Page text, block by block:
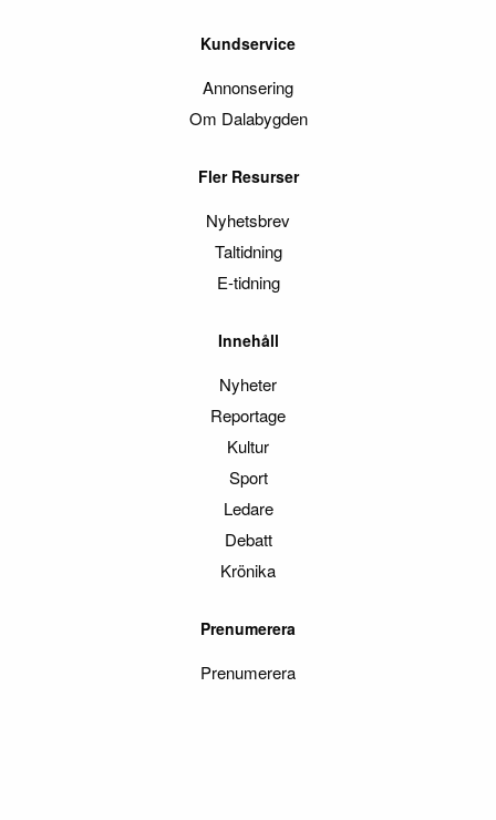
Kundservice
Annonsering
Om Dalabygden
Fler Resurser
Nyhetsbrev
Taltidning
E-tidning
Innehåll
Nyheter
Reportage
Kultur
Sport
Ledare
Debatt
Krönika
Prenumerera
Prenumerera